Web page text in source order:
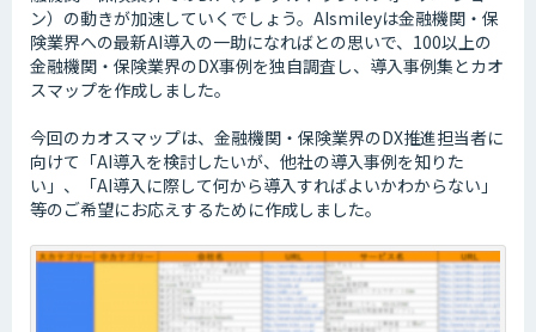
ン）の動きが加速していくでしょう。AIsmileyは金融機関・保
険業界への最新AI導入の一助になればとの思いで、100以上の
金融機関・保険業界のDX事例を独自調査し、導入事例集とカオ
スマップを作成しました。
今回のカオスマップは、金融機関・保険業界のDX推進担当者に
向けて「AI導入を検討したいが、他社の導入事例を知りた
い」、「AI導入に際して何から導入すればよいかわからない」
等のご希望にお応えするために作成しました。